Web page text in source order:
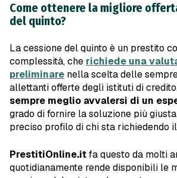
Come ottenere la migliore
del quinto?
La cessione del quinto è un prestito
complessità, che richiede una
preliminare nella scelta delle
allettanti offerte degli istituti di
sempre meglio avvalersi di un
grado di fornire la soluzione più
preciso profilo di chi sta richiedendo
PrestitiOnline.itfa questo da molti
quotidianamente rende disponibili le